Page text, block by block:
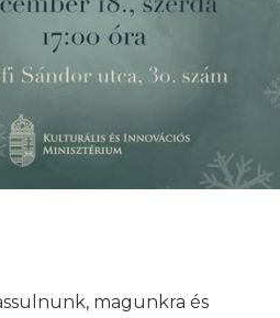
magunkra és